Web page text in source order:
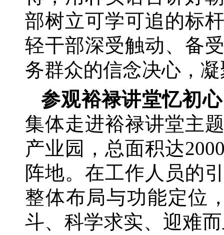
部树立可学可追的标
轻干部深受触动、备
务群众的信念决心，
参观裕禄讲堂忆初
集体走进裕禄讲堂主
产业园，总面积达
阵地。在工作人员的
整体布局与功能定位
斗、科学求实、迎难